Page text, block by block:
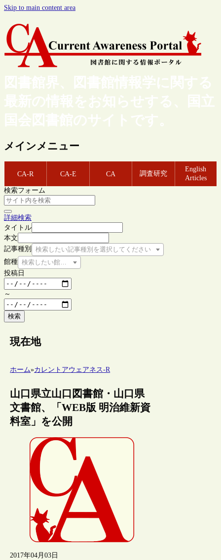
Skip to main content area
図書館界、図書館情報学に関する
最新の情報をお知らせする、国立
国会図書館のサイトです。
メインメニュー
CA-R CA-E CA 調査研究
English
Articles
検索フォーム
詳細検索
タイトル
本文
記事種別
検索したい記事種別を選択してください
館種 検索したい館種を選択してください
投稿日
～
検索
現在地
ホーム»カレントアウェアネス-R
山口県立山口図書館・山口県
文書館、「WEB版 明治維新資
料室」を公開
2017年04月03日